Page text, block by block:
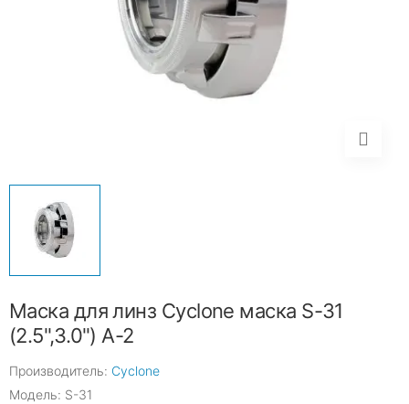
Маска для линз Cyclone маска S-31
(2.5",3.0") A-2
Производитель: Cyclone
Модель: S-31